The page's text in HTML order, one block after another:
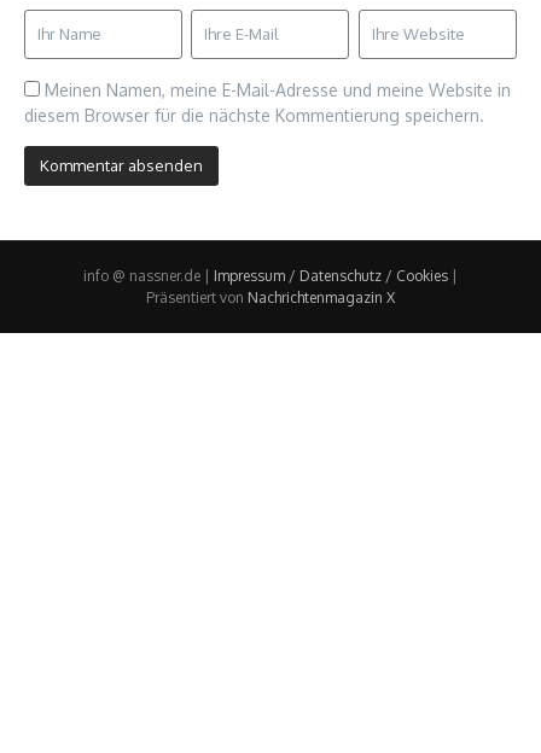
Meinen Namen, meine E-Mail-Adresse und meine Website in
diesem Browser für die nächste Kommentierung speichern.
info @ nassner.de | Impressum / Datenschutz / Cookies |
Präsentiert von Nachrichtenmagazin X